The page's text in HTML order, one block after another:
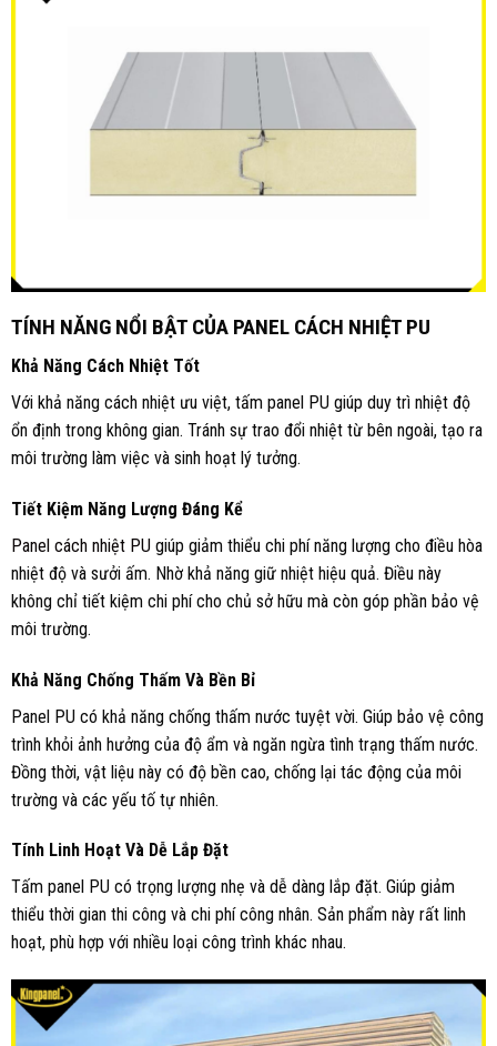
TÍNH NĂNG NỔI BẬT CỦA PANEL CÁCH NHIỆT PU
Khả Năng Cách Nhiệt Tốt
Với khả năng cách nhiệt ưu việt, tấm panel PU giúp duy trì nhiệt độ
ổn định trong không gian. Tránh sự trao đổi nhiệt từ bên ngoài, tạo ra
môi trường làm việc và sinh hoạt lý tưởng.
Tiết Kiệm Năng Lượng Đáng Kể
Panel cách nhiệt PU giúp giảm thiểu chi phí năng lượng cho điều hòa
nhiệt độ và sưởi ấm. Nhờ khả năng giữ nhiệt hiệu quả. Điều này
không chỉ tiết kiệm chi phí cho chủ sở hữu mà còn góp phần bảo vệ
môi trường.
Khả Năng Chống Thấm Và Bền Bỉ
Panel PU có khả năng chống thấm nước tuyệt vời. Giúp bảo vệ công
trình khỏi ảnh hưởng của độ ẩm và ngăn ngừa tình trạng thấm nước.
Đồng thời, vật liệu này có độ bền cao, chống lại tác động của môi
trường và các yếu tố tự nhiên.
Tính Linh Hoạt Và Dễ Lắp Đặt
Tấm panel PU có trọng lượng nhẹ và dễ dàng lắp đặt. Giúp giảm
thiểu thời gian thi công và chi phí công nhân. Sản phẩm này rất linh
hoạt, phù hợp với nhiều loại công trình khác nhau.